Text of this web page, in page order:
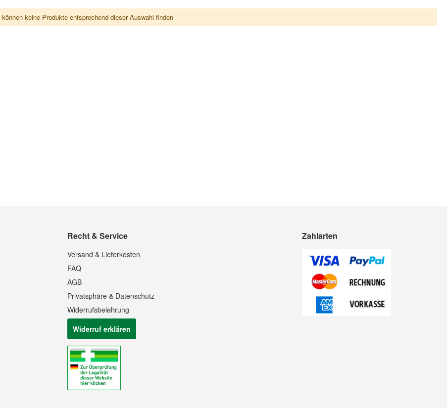
können keine Produkte entsprechend dieser Auswahl finden
Recht & Service
Versand & Lieferkosten
FAQ
AGB
Privatsphäre & Datenschutz
Widerrufsbelehrung
Widerruf erklären
Zahlarten